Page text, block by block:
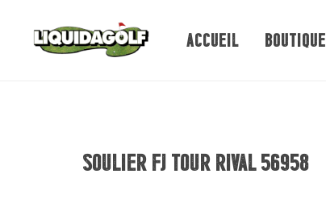
ACCUEIL BOUTIQUE
SOULIER FJ TOUR RIVAL 56958